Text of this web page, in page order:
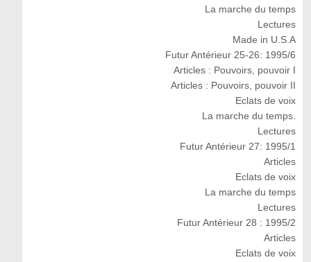
La marche du temps
Lectures
Made in U.S.A
Futur Antérieur 25-26: 1995/6
Articles : Pouvoirs, pouvoir I
Articles : Pouvoirs, pouvoir II
Eclats de voix
La marche du temps.
Lectures
Futur Antérieur 27: 1995/1
Articles
Eclats de voix
La marche du temps
Lectures
Futur Antérieur 28 : 1995/2
Articles
Eclats de voix